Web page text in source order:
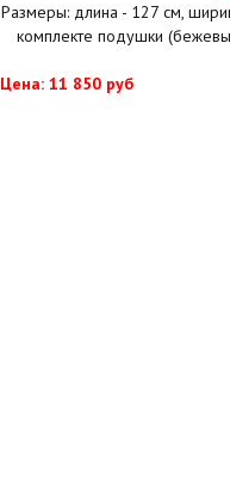
Размеры: длина - 127 см,
комплекте подушки
Цена: 11 850 руб